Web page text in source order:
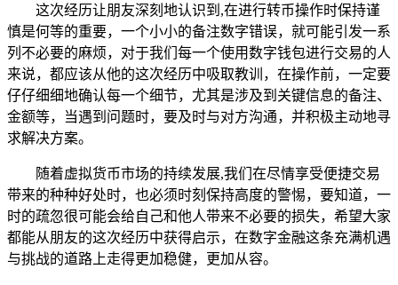
这次经历让朋友深刻地认识到,在进行转币操作时保持谨
慎是何等的重要，一个小小的备注数字错误，就可能引发一系
列不必要的麻烦，对于我们每一个使用数字钱包进行交易的人
来说，都应该从他的这次经历中吸取教训，在操作前，一定要
仔仔细细地确认每一个细节，尤其是涉及到关键信息的备注、
金额等，当遇到问题时，要及时与对方沟通，并积极主动地寻
求解决方案。
随着虚拟货币市场的持续发展,我们在尽情享受便捷交易
带来的种种好处时，也必须时刻保持高度的警惕，要知道，一
时的疏忽很可能会给自己和他人带来不必要的损失，希望大家
都能从朋友的这次经历中获得启示，在数字金融这条充满机遇
与挑战的道路上走得更加稳健，更加从容。